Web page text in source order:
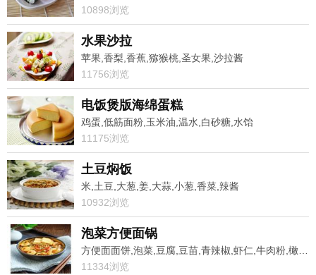
10898浏览
水果沙拉
苹果,香梨,香蕉,猕猴桃,圣女果,沙拉酱
11756浏览
电饭煲版海绵蛋糕
鸡蛋,低筋面粉,玉米油,温水,白砂糖,水饴
11175浏览
土豆焖饭
米,土豆,大葱,姜,大蒜,小葱,香菜,辣酱
10932浏览
泡菜方便面锅
11334浏览